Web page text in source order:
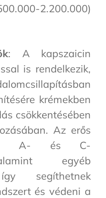
2.200.000)
: A kapszaicin
is rendelkezik,
krémekben
csökkentésében
Az erős
A- és C-
egyéb
segíthetnek
és védeni a